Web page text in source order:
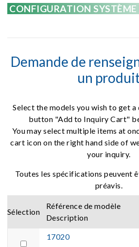
CONFIGURATION SYSTÈME
Demande de
un
Select the models you wish to get
button "Add to Inquiry Cart"
You may select multiple items at
cart icon on the right hand side of
your inquiry.
Toutes les spécifications peuvent
préavis.
Sélection
Référence de modèle
Description
17020